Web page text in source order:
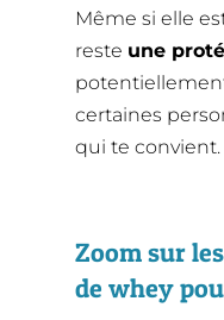
Même si elle
reste une
certaines
qui te convient.
Zoom sur
de whey